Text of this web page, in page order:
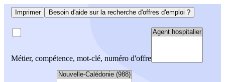
Imprimer Besoin d'aide sur la recherche d'offres d'emploi ?
Métier, compétence, mot-clé, numéro d'offre